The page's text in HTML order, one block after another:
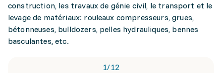
construction, les travaux de génie civil, le transport et le
levage de matériaux: rouleaux compresseurs, grues,
bétonneuses, bulldozers, pelles hydrauliques, bennes
basculantes, etc.
1/12